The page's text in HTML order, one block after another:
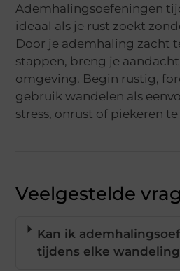
Ademhalingsoefeningen
ideaal als je rust zoekt
Door je ademhaling zacht
stappen, breng je
omgeving. Begin rustig,
gebruik wandelen als
stress, onrust of piekeren
Veelgestelde
Kan ik
tijdens elke